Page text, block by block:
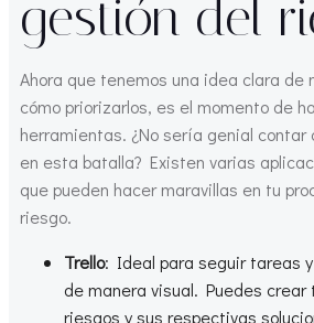
gestión del
Ahora que tenemos una idea clara de
cómo priorizarlos, es el momento de
herramientas. ¿No sería genial contar
en esta batalla? Existen varias
que pueden hacer maravillas en tu
riesgo.
Trello: Ideal para seguir tareas
de manera visual. Puedes crear
riesgos y sus respectivas